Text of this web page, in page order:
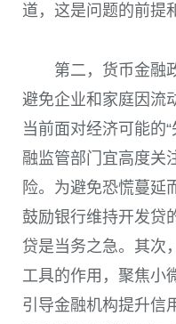
道，这是问题的前提
第二，货币金融
避免企业和家庭因流
当前面对经济可能的
融监管部门宜高度关
险。为避免恐慌蔓延
鼓励银行维持开发贷
贷是当务之急。其次
工具的作用，聚焦小
引导金融机构提升信